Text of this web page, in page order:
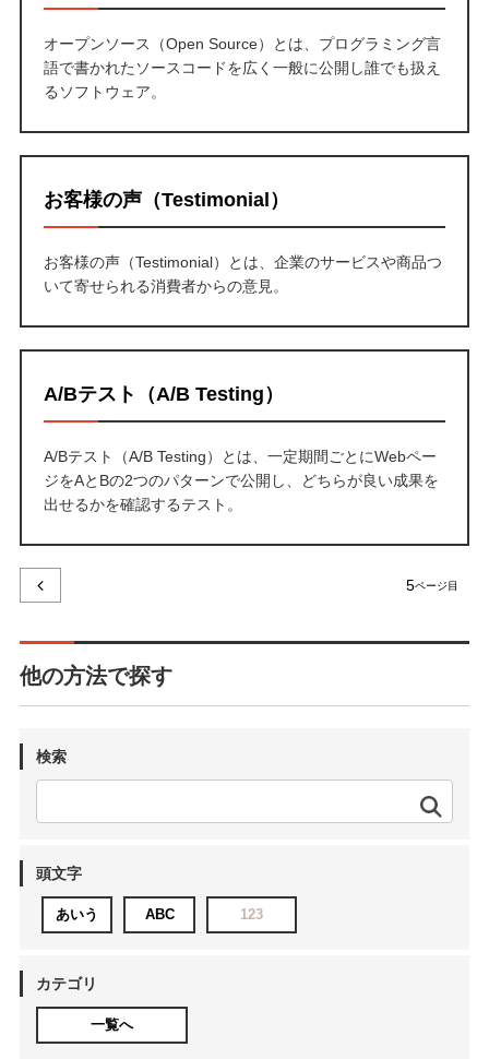
オープンソース（Open Source）とは、プログラミング言
語で書かれたソースコードを広く一般に公開し誰でも扱え
るソフトウェア。
お客様の声（Testimonial）
お客様の声（Testimonial）とは、企業のサービスや商品つ
いて寄せられる消費者からの意見。
A/Bテスト（A/B Testing）
A/Bテスト（A/B Testing）とは、一定期間ごとにWebペー
ジをAとBの2つのパターンで公開し、どちらが良い成果を
出せるかを確認するテスト。
5
他の方法で探す
検索
頭文字
あいう ABC 123
カテゴリ
一覧へ